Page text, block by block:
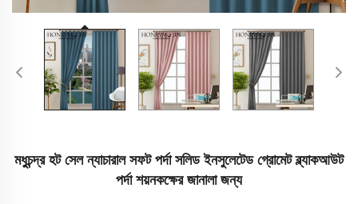
মধুচন্দ্র হট সেল ন্যাচারাল সফট পর্দা সলিড ইনসুলেটেড গ্রোমেট ব্ল্যাকআউট
পর্দা শয়নকক্ষের জানালা জন্য